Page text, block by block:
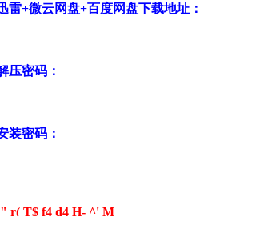
雷+微云网盘+百度网盘下载地址：
压密码：
装密码：
r( T$ f4 d4 H- ^' M